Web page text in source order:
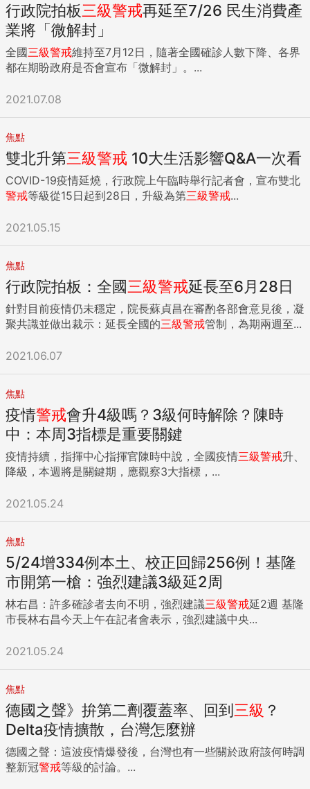
行政院拍板三級警戒再延至7/26 民生消費產
業將「微解封」
全國三級警戒維持至7月12日，隨著全國確診人數下降、各界
都在期盼政府是否會宣布「微解封」。...
2021.07.08
焦點
雙北升第三級警戒 10大生活影響Q&A一次看
COVID-19疫情延燒，行政院上午臨時舉行記者會，宣布雙北
警戒等級從15日起到28日，升級為第三級警戒...
2021.05.15
焦點
行政院拍板：全國三級警戒延長至6月28日
針對目前疫情仍未穩定，院長蘇貞昌在審酌各部會意見後，凝
聚共識並做出裁示：延長全國的三級警戒管制，為期兩週至...
2021.06.07
焦點
疫情警戒會升4級嗎？3級何時解除？陳時
中：本周3指標是重要關鍵
疫情持續，指揮中心指揮官陳時中說，全國疫情三級警戒升、
降級，本週將是關鍵期，應觀察3大指標，...
2021.05.24
焦點
5/24增334例本土、校正回歸256例！基隆
市開第一槍：強烈建議3級延2周
林右昌：許多確診者去向不明，強烈建議三級警戒延2週 基隆
市長林右昌今天上午在記者會表示，強烈建議中央...
2021.05.24
焦點
德國之聲》拚第二劑覆蓋率、回到三級 ？
Delta疫情擴散，台灣怎麼辦
德國之聲：這波疫情爆發後，台灣也有一些關於政府該何時調
整新冠警戒等級的討論。...